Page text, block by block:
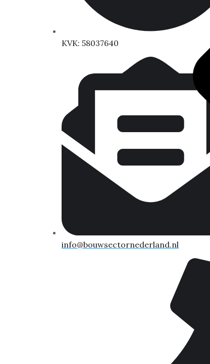
KVK: 58037640
info@bouwsectornederland.nl